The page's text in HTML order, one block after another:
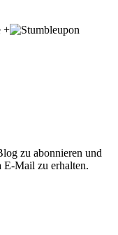
zu abonnieren und
E-Mail zu erhalten.